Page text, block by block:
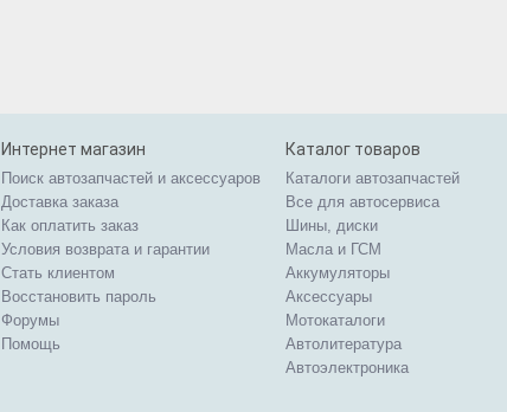
Интернет магазин
Поиск автозапчастей и аксессуаров
Доставка заказа
Как оплатить заказ
Условия возврата и гарантии
Стать клиентом
Восстановить пароль
Форумы
Помощь
Каталог товаров
Каталоги автозапчастей
Все для автосервиса
Шины, диски
Масла и ГСМ
Аккумуляторы
Аксессуары
Мотокаталоги
Автолитература
Автоэлектроника